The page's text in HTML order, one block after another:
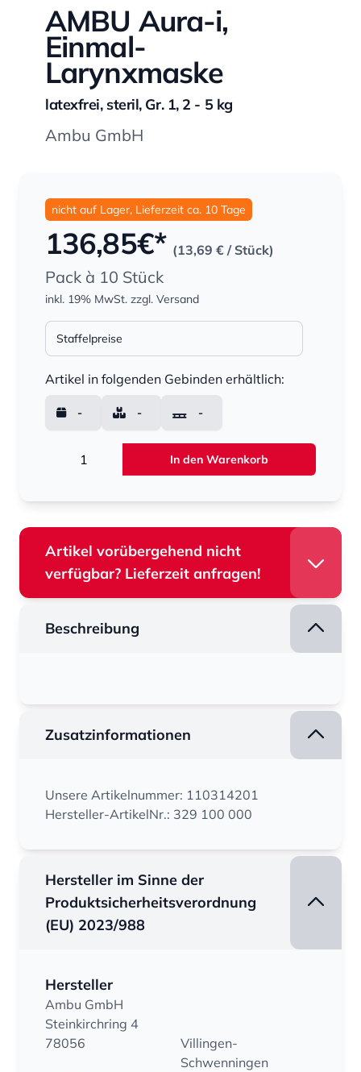
AMBU Aura-i,
Einmal-
Larynxmaske
latexfrei, steril, Gr. 1, 2 - 5 kg
Ambu GmbH
nicht auf Lager, Lieferzeit ca. 10 Tage
136,85€* (13,69 € / Stück)
Pack à 10 Stück
inkl. 19% MwSt. zzgl. Versand
Staffelpreise
Artikel in folgenden Gebinden erhältlich:
- - -
In den Warenkorb
Artikel vorübergehend nicht
verfügbar? Lieferzeit anfragen!
Beschreibung
Zusatzinformationen
Unsere Artikelnummer: 110314201
Hersteller-ArtikelNr.: 329 100 000
Hersteller im Sinne der
Produktsicherheitsverordnung
(EU) 2023/988
Hersteller
Ambu GmbH
Steinkirchring 4
78056
Villingen-
Schwenningen